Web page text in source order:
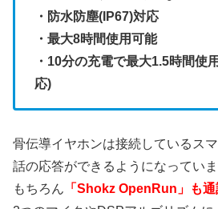
・防水防塵(IP67)対応
・最大8時間使用可能
・10分の充電で最大1.5時間使
応)
骨伝導イヤホンは接続しているス
話の応答ができるようになっていま
もちろん 「Shokz OpenRun」も通